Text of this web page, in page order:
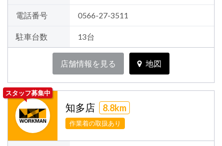
電話番号 0566-27-3511
駐車台数 13台
店舗情報を見る 地図
スタッフ募集中
知多店 8.8km
作業着の取扱あり